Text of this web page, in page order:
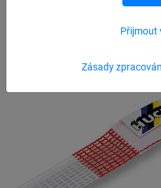
Zásady
Přijmout